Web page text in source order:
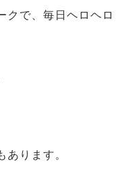
クで、毎日ヘロヘロ
ります。